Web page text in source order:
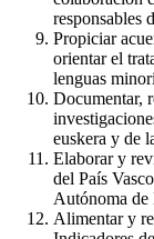
responsables
Propiciar
orientar el
lenguas
Documentar,
euskera y de
Elaborar y
del País
Autónoma de
Alimentar y